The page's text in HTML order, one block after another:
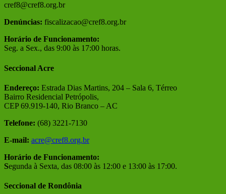
cref8@cref8.org.br
Denúncias: fiscalizacao@cref8.org.br
Horário de Funcionamento:
Seg. a Sex., das 9:00 às 17:00 horas.
Seccional Acre
Endereço: Estrada Dias Martins, 204 – Sala 6, Térreo
Bairro Residencial Petrópolis,
CEP 69.919-140, Rio Branco – AC
Telefone: (68) 3221-7130
E-mail: acre@cref8.org.br
Horário de Funcionamento:
Segunda à Sexta, das 08:00 às 12:00 e 13:00 às 17:00.
Seccional de Rondônia